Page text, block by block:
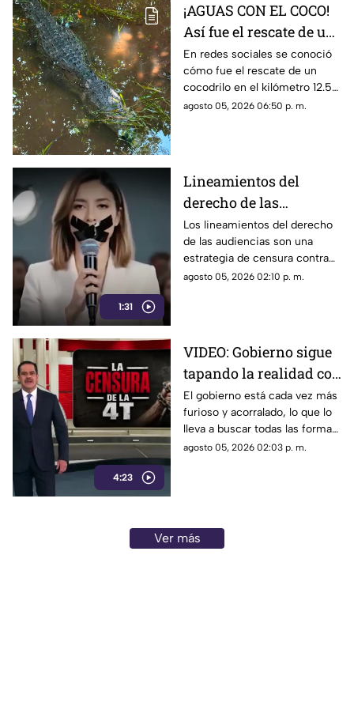
¡AGUAS CON EL COCO!
Así fue el rescate de un
cocodrilo en la Zona
Hotelera de Cancún
En redes sociales se conoció
cómo fue el rescate de un
cocodrilo en el kilómetro 12.5
de la Zona Hotelera de Cancún.
agosto 05, 2026 06:50 p. m.
1:31
Lineamientos del
derecho de las
audiencias: una
estrategia de censura
contra la ciudadanía en
México (VIDEO)
Los lineamientos del derecho
de las audiencias son una
estrategia de censura contra
los ciudadanos. Buscan evitar
quién contestarán.
agosto 05, 2026 02:10 p. m.
4:23
VIDEO: Gobierno sigue
tapando la realidad con
mentiras; busca la
forma de callar a sus
opositores
El gobierno está cada vez más
furioso y acorralado, lo que lo
lleva a buscar todas las formas
posibles de callar a sus
extorsiones o el cobro de piso.
agosto 05, 2026 02:03 p. m.
Ver más